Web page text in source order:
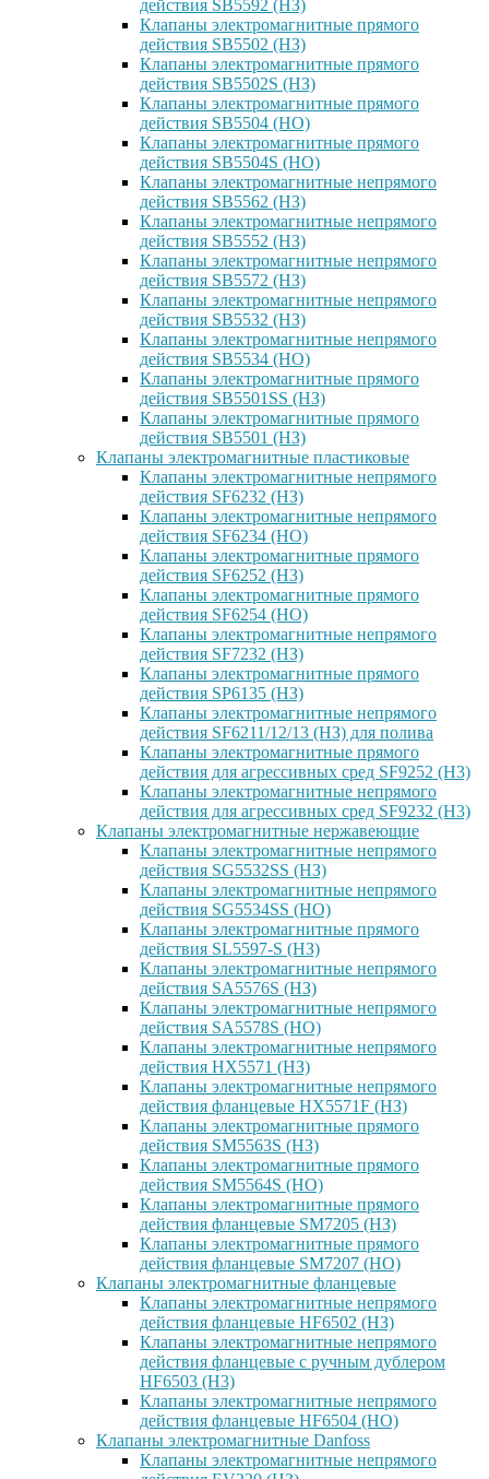
действия SB5592 (НЗ)
Клапаны электромагнитные прямого
действия SB5502 (НЗ)
Клапаны электромагнитные прямого
действия SB5502S (НЗ)
Клапаны электромагнитные прямого
действия SB5504 (НО)
Клапаны электромагнитные прямого
действия SB5504S (НО)
Клапаны электромагнитные непрямого
действия SB5562 (НЗ)
Клапаны электромагнитные непрямого
действия SB5552 (НЗ)
Клапаны электромагнитные непрямого
действия SB5572 (НЗ)
Клапаны электромагнитные непрямого
действия SB5532 (НЗ)
Клапаны электромагнитные непрямого
действия SB5534 (НО)
Клапаны электромагнитные прямого
действия SB5501SS (НЗ)
Клапаны электромагнитные прямого
действия SB5501 (НЗ)
Клапаны электромагнитные пластиковые
Клапаны электромагнитные непрямого
действия SF6232 (НЗ)
Клапаны электромагнитные непрямого
действия SF6234 (НО)
Клапаны электромагнитные прямого
действия SF6252 (НЗ)
Клапаны электромагнитные прямого
действия SF6254 (НО)
Клапаны электромагнитные непрямого
действия SF7232 (НЗ)
Клапаны электромагнитные прямого
действия SP6135 (НЗ)
Клапаны электромагнитные непрямого
действия SF6211/12/13 (НЗ) для полива
Клапаны электромагнитные прямого
действия для агрессивных сред SF9252 (H3)
Клапаны электромагнитные непрямого
действия для агрессивных сред SF9232 (H3)
Клапаны электромагнитные нержавеющие
Клапаны электромагнитные непрямого
действия SG5532SS (НЗ)
Клапаны электромагнитные непрямого
действия SG5534SS (НО)
Клапаны электромагнитные прямого
действия SL5597-S (НЗ)
Клапаны электромагнитные непрямого
действия SA5576S (НЗ)
Клапаны электромагнитные непрямого
действия SA5578S (НО)
Клапаны электромагнитные непрямого
действия HX5571 (НЗ)
Клапаны электромагнитные непрямого
действия фланцевые HX5571F (НЗ)
Клапаны электромагнитные прямого
действия SM5563S (НЗ)
Клапаны электромагнитные прямого
действия SM5564S (НО)
Клапаны электромагнитные прямого
действия фланцевые SM7205 (НЗ)
Клапаны электромагнитные прямого
действия фланцевые SM7207 (НО)
Клапаны электромагнитные фланцевые
Клапаны электромагнитные непрямого
действия фланцевые HF6502 (НЗ)
Клапаны электромагнитные непрямого
действия фланцевые с ручным дублером
HF6503 (Н3)
Клапаны электромагнитные непрямого
действия фланцевые HF6504 (НО)
Клапаны электромагнитные Danfoss
Клапаны электромагнитные непрямого